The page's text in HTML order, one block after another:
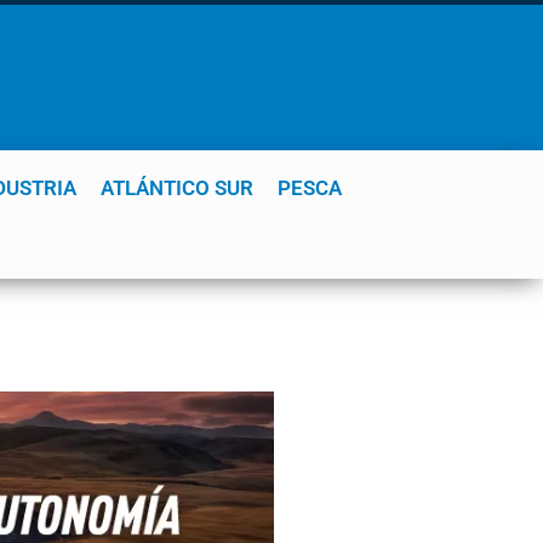
ATLÁNTICO SUR PESCA